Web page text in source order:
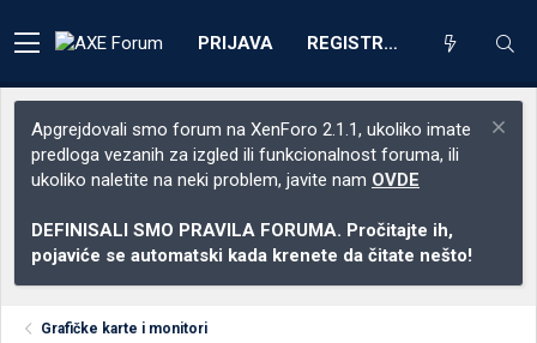
PRIJAVA REGISTRACIJA
Apgrejdovali smo forum na XenForo 2.1.1, ukoliko imate
predloga vezanih za izgled ili funkcionalnost foruma, ili
ukoliko naletite na neki problem, javite nam OVDE
DEFINISALI SMO PRAVILA FORUMA. Pročitajte ih,
pojaviće se automatski kada krenete da čitate nešto!
Grafičke karte i monitori